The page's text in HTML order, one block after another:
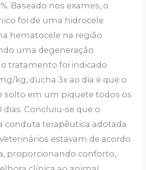
Baseado nos exames, o
foi de uma hidrocele
hematocele na região
uma degeneração
tratamento foi indicado
kg, ducha 3x ao dia e que o
solto em um piquete todos os
dias. Concluiu-se que o
conduta terapêutica adotada
estavam de acordo
proporcionando conforto,